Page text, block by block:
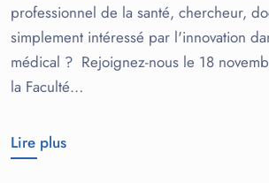
professionnel de la santé, chercheur,
simplement intéressé par l'innovation
médical ? Rejoignez-nous le 18
la Faculté…
Lire plus